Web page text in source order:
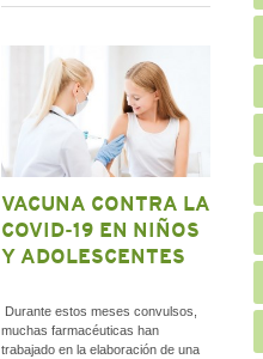
VACUNA CONTRA LA
COVID-19 EN NIÑOS
Y ADOLESCENTES
Durante estos meses convulsos,
muchas farmacéuticas han
trabajado en la elaboración de una